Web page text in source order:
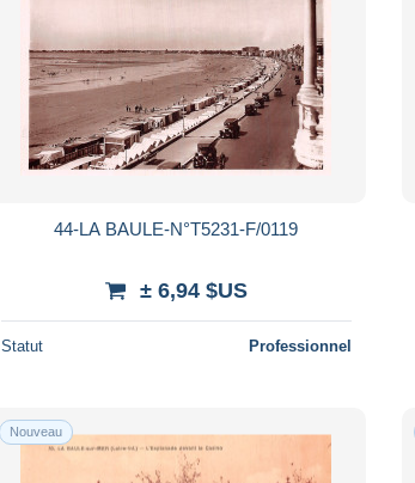
44-LA BAULE-N°T5231-F/0119
± 6,94 $US
Statut Professionnel
Nouveau